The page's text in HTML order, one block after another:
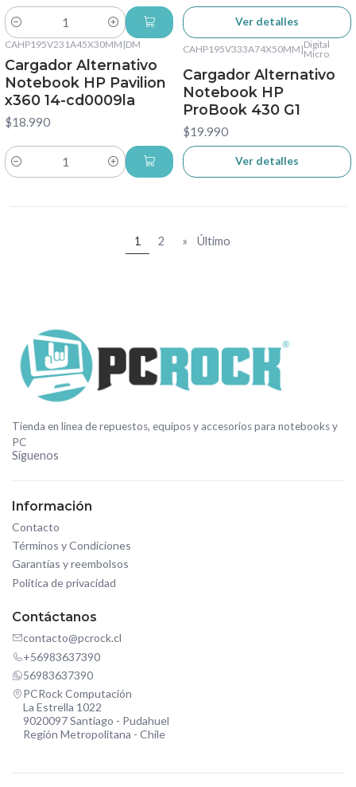
Cantidad
Ver detalles
CAHP195V231A45X30MM |DM
Cargador Alternativo
Notebook HP Pavilion
x360 14-cd0009la
$18.990
Cantidad
No disponible
CAHP195V333A74X50MM |Digital
Micro
Cargador Alternativo
Notebook HP
ProBook 430 G1
$19.990
Ver detalles
1 2 » Último
Tienda en línea de repuestos, equipos y accesorios para notebooks y
PC
Síguenos
Información
Contacto
Términos y Condiciones
Garantías y reembolsos
Política de privacidad
Contáctanos
contacto@pcrock.cl
+56983637390
56983637390
PCRock Computación
La Estrella 1022
9020097 Santiago - Pudahuel
Región Metropolitana - Chile